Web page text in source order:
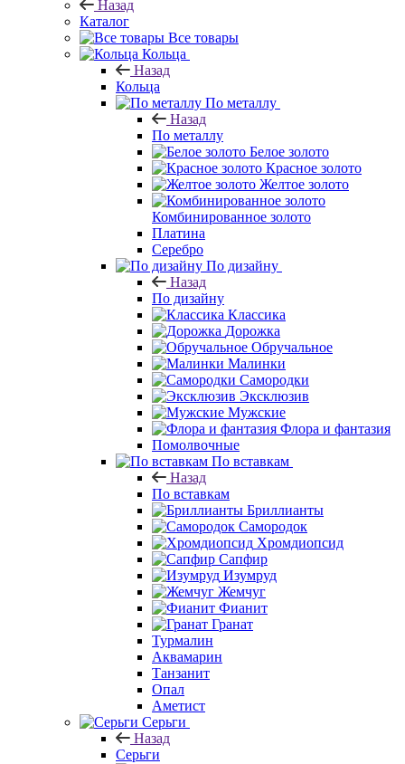
Назад
Каталог
Все товары
Кольца
Назад
Кольца
По металлу
Назад
По металлу
Белое золото
Красное золото
Желтое золото
Комбинированное золото
Платина
Серебро
По дизайну
Назад
По дизайну
Классика
Дорожка
Обручальное
Малинки
Самородки
Эксклюзив
Мужские
Флора и фантазия
Помолвочные
По вставкам
Назад
По вставкам
Бриллианты
Самородок
Хромдиопсид
Сапфир
Изумруд
Жемчуг
Фианит
Гранат
Турмалин
Аквамарин
Танзанит
Опал
Аметист
Серьги
Назад
Серьги